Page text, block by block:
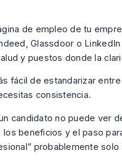
de empleo de tu
,Glassdoor o
y puestos donde la
fácil de estandarizar
consistencia.
candidato no puede ver
los beneficios y el paso
probablemente solo